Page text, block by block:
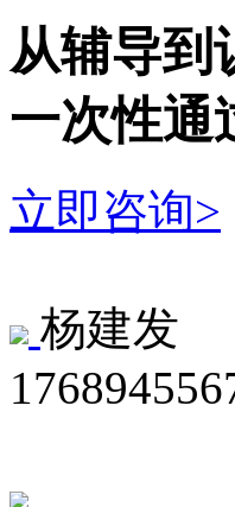
从辅导
一次性通
立即咨询>
杨建发